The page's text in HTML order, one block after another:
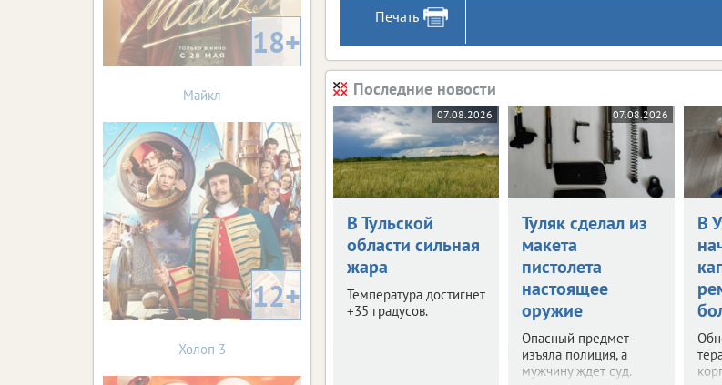
Печать
Последние новости
07.08.2026
В Тульской
области сильная
жара
Температура достигнет
+35 градусов.
07.08.2026
Туляк сделал из
макета
пистолета
настоящее
оружие
Опасный предмет
изъяла полиция, а
мужчину ждет суд.
В
18+
Майкл
12+
Холоп 3